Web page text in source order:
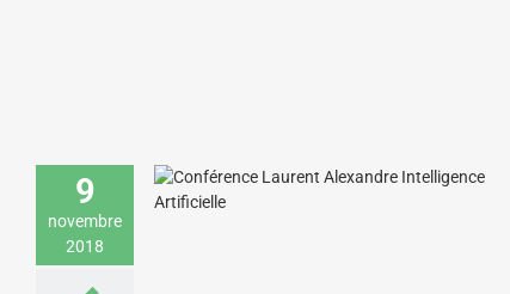
9
novembre
2018
conférence sur l’intelligence artificielle
pour un grand salon de la relation client